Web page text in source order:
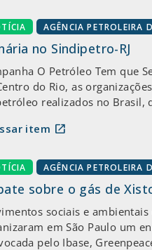
AGÊNCIA PETROLEIRA
no Sindipetro-RJ
O Petróleo Tem que
do Rio, as
realizados no Brasil,
item open_in_new
AGÊNCIA PETROLEIRA
sobre o gás de
sociais e
em São Paulo um
pelo Ibase,